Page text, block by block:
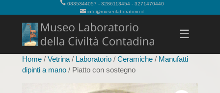
0835344057 - 3286113454 - 3271470440
info@museolaboratorio.it
☰
Home/ Vetrina/ Laboratorio/ Ceramiche/ Manufatti
dipinti a mano/ Piatto con sostegno